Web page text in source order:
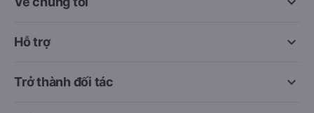
keyboard_arrow_down
Hỗ trợ
keyboard_arrow_down
Trở thành đối tác